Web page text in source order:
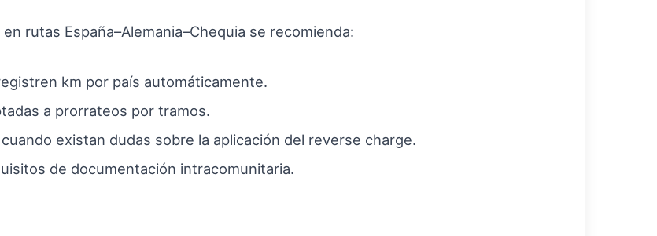
rutas España–Alemania–Chequia se recomienda:
km por país automáticamente.
a prorrateos por tramos.
existan dudas sobre la aplicación del reverse charge.
de documentación intracomunitaria.